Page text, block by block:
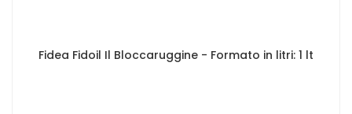
Fidea Fidoil Il Bloccaruggine - Formato in litri: 1 lt